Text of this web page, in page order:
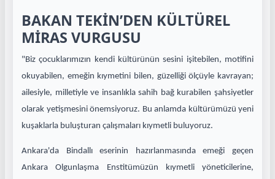
BAKAN TEKİN’DEN KÜLTÜREL
MİRAS VURGUSU
"Biz çocuklarımızın kendi kültürünün sesini işitebilen, motifini
okuyabilen, emeğin kıymetini bilen, güzelliği ölçüyle kavrayan;
ailesiyle, milletiyle ve insanlıkla sahih bağ kurabilen şahsiyetler
olarak yetişmesini önemsiyoruz. Bu anlamda kültürümüzü yeni
kuşaklarla buluşturan çalışmaları kıymetli buluyoruz.
Ankara'da Bindallı eserinin hazırlanmasında emeği geçen
Ankara Olgunlaşma Enstitümüzün kıymetli yöneticilerine,